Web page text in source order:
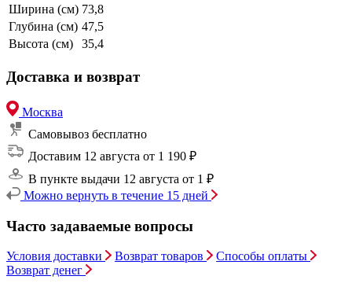
Ширина (см) 73,8
Глубина (см) 47,5
Высота (см)
35,4
Доставка и возврат
Москва
Самовывоз бесплатно
Доставим 12 августа от 1 190 ₽
В пункте выдачи 12 августа от 1 ₽
Можно вернуть в течение 15 дней
Часто задаваемые вопросы
Условия доставки Возврат товаров
Способы оплаты
Возврат денег